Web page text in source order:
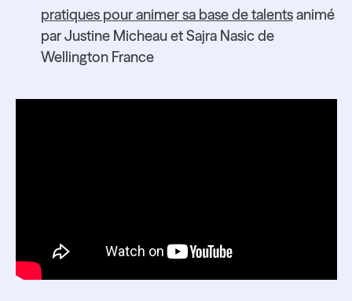
pratiques pour animer sa base de talentsanimé
par Justine Micheau et Sajra Nasic de
Wellington France